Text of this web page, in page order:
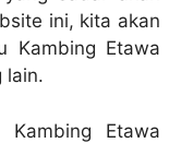
ini, kita akan
Kambing Etawa
lain.
Kambing Etawa